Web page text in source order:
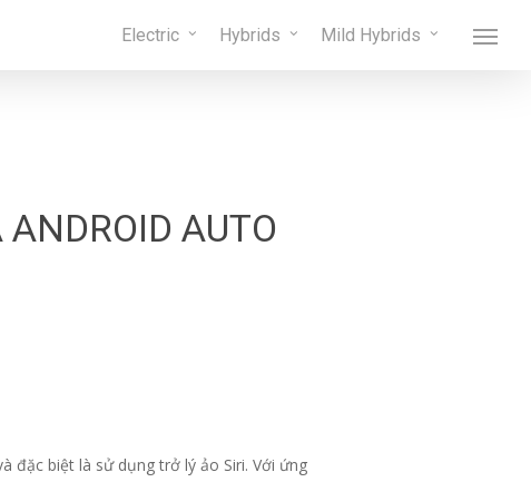
Electric Hybrids Mild Hybrids Menu
AUTO
đặc biệt là sử dụng trở lý ảo Siri. Với ứng